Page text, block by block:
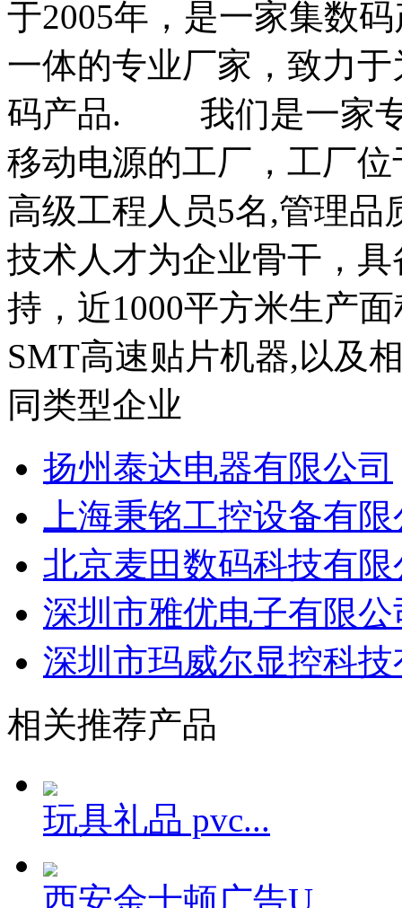
于2005年，是一家集数
一体的专业厂家，致力
码产品. 我们是一家专
移动电源的工厂，工厂
高级工程人员5名,管理品
技术人才为企业骨干，
持，近1000平方米生产
SMT高速贴片机器,以及
同类型企业
扬州泰达电器有限公司
上海秉铭工控设备有
北京麦田数码科技有限
深圳市雅优电子有限公
深圳市玛威尔显控科
相关推荐产品
玩具礼品 pvc...